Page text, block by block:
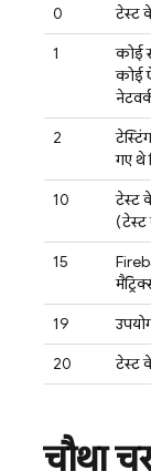
0
टेस्ट
1
कोई
कोई
2
गए थे
10
टेस्ट
(टेस्ट
15
19
20
टेस्ट
चौथा